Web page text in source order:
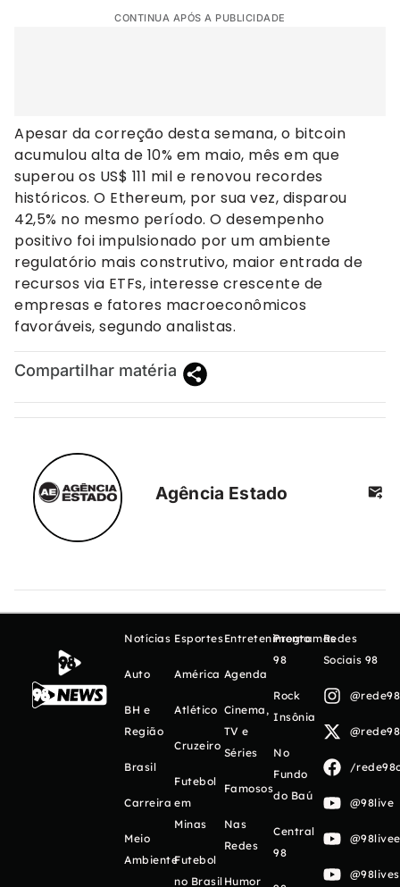
CONTINUA APÓS A PUBLICIDADE
Apesar da correção desta semana, o bitcoin
acumulou alta de 10% em maio, mês em que
superou os US$ 111 mil e renovou recordes
históricos. O Ethereum, por sua vez, disparou
42,5% no mesmo período. O desempenho
positivo foi impulsionado por um ambiente
regulatório mais construtivo, maior entrada de
recursos via ETFs, interesse crescente de
empresas e fatores macroeconômicos
favoráveis, segundo analistas.
Compartilhar matéria
Agência Estado
Notícias
Auto
BH e
Região
Brasil
Carreira
Meio
Ambiente
Esportes
América
Atlético
Cruzeiro
Futebol
em
Minas
Futebol
no Brasil
Entretenimento
Agenda
Cinema,
TV e
Séries
Famosos
Nas
Redes
Humor
Programas
98
Rock
Insônia
No
Fundo
do Baú
Central
98
Redes
Sociais 98
/
@98live